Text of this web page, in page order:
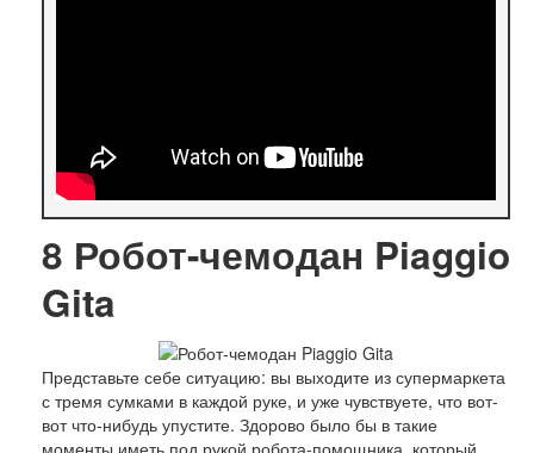
8 Робот-чемодан Piaggio
Gita
Представьте себе ситуацию: вы выходите из супермаркета
с тремя сумками в каждой руке, и уже чувствуете, что вот-
вот что-нибудь упустите. Здорово было бы в такие